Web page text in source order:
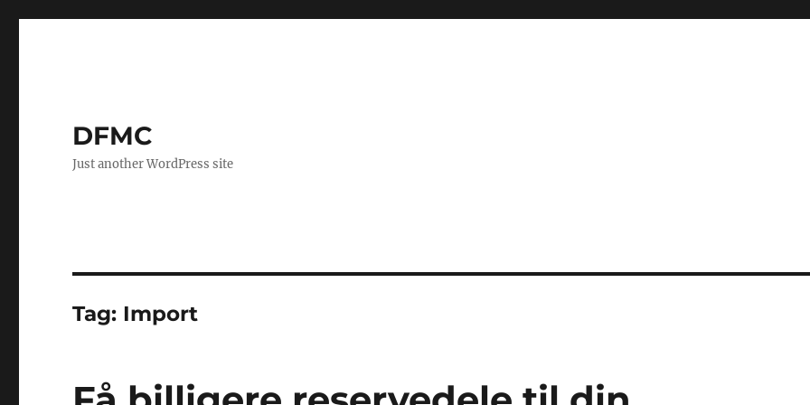
DFMC
Just another WordPress site
Tag: Import